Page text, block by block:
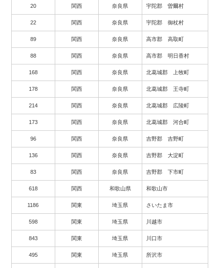
20 関西 奈良県 宇陀郡 曽爾村
22 関西 奈良県 宇陀郡 御杖村
89 関西 奈良県 高市郡 高取町
88 関西 奈良県 高市郡 明日香村
168 関西 奈良県 北葛城郡 上牧町
178 関西 奈良県 北葛城郡 王寺町
214 関西 奈良県 北葛城郡 広陵町
173 関西 奈良県 北葛城郡 河合町
96 関西 奈良県 吉野郡 吉野町
136 関西 奈良県 吉野郡 大淀町
83 関西 奈良県 吉野郡 下市町
618 関西 和歌山県 和歌山市
1186 関東 埼玉県 さいたま市
598 関東 埼玉県 川越市
843 関東 埼玉県 川口市
495 関東 埼玉県 所沢市